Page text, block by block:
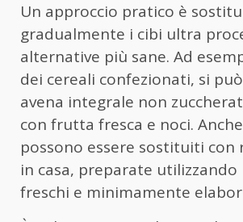
Un approccio pratico è
gradualmente i cibi ultra
alternative più sane. Ad
dei cereali confezionati, si
avena integrale non
con frutta fresca e noci.
possono essere sostituiti
in casa, preparate
freschi e minimamente